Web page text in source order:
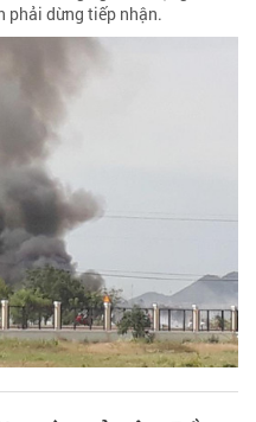
phải dừng tiếp nhận.